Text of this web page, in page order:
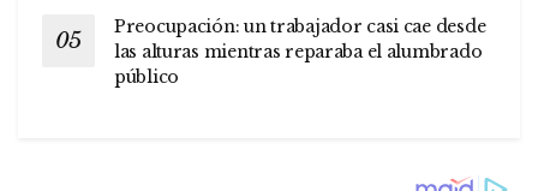
Preocupación: un trabajador casi cae desde
las alturas mientras reparaba el alumbrado
público